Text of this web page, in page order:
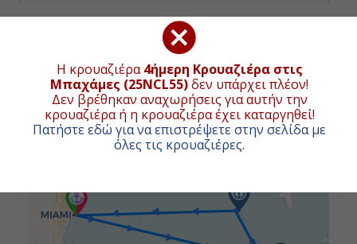
Η κρουαζιέρα4ήμερη Κρουαζιέρα στις
Μπαχάμες (25NCL55)δεν υπάρχει πλέον!
Δεν βρέθηκαν αναχωρήσεις για αυτήν την
κρουαζιέρα ή η κρουαζιέρα έχει καταργηθεί!
Πατήστε εδώ για να επιστρέψετε στην σελίδα με
όλες τις κρουαζιέρες.
Νασσάου, Μπαχάμες
17:00
ΧΑΡΤΗΣ ΚΡΟΥΑΖΙΕΡΑΣ
Συνολική απόσταση κρουαζιέρας:315ναυτικά μίλια
(584χλμ.)
+